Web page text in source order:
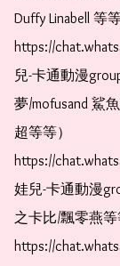
Duffy Linabell 等等
https://
兒-卡通動漫
夢/mofusand 鯊
超等等）
https://
娃兒-卡通動漫
之卡比/飄零燕等
https://